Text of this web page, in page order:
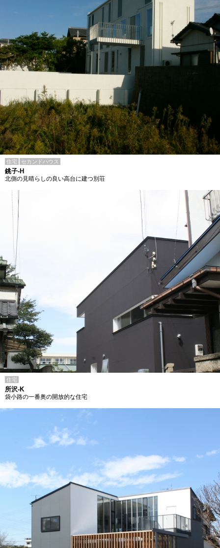
住宅 セカンドハウス
銚子-H
北側の見晴らしの良い高台に建つ別荘
住宅
所沢-K
袋小路の一番奥の開放的な住宅